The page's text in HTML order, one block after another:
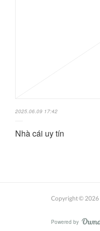
2025.06.09 17:42
Nhà cái uy tín
Copyright © 2026
Powered by